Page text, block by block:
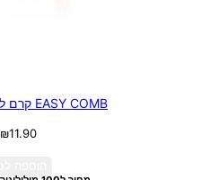
EASY COMB קרם להתרת קשרים
₪11.90